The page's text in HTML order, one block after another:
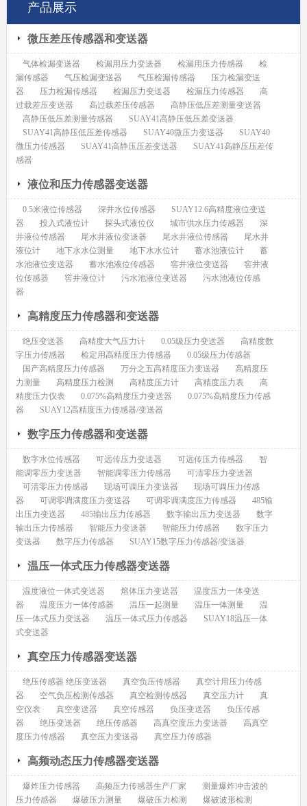
产品展示
微压差压传感器和变送器
气体检漏变送器 检漏用压力变送器 检漏用压力传感器
检
漏传感器
气压检漏变送器 气压检漏传感器
压力检漏变送
器
压力检漏传感器 检漏压力变送器 检漏压力传感器
高
过载差压变送器
高过载差压传感器
高静压低压差测量变送器
高静压低压差测量传感器
SUAY41高静压低压差变送器
SUAY41高静压低压差传感器
SUAY40微压力变送器
SUAY40
微压力传感器
SUAY41高静压压差变送器
SUAY41高静压压差传
感器
液位和压力传感器变送器
0.5米液位传感器 深井水位传感器
SUAY12.6高精度液位变送
器
投入式液位计 探头式液位仪 城市供水压力传感器
深
井液位传感器
尾水井液位变送器 尾水井液位传感器
尾水井
液位计
地下水水位测量 地下水水位计 蓄水池液位计
蓄
水池液位变送器
蓄水池液位传感器 窖井液位变送器
窖井液
位传感器
窖井液位计 污水池液位变送器
污水池液位传感
器
高精度压力传感器和变送器
绝压变送器 高精度大气压力计 0.05级压力变送器
高精度数
字压力传感器
检定用高精度压力传感器
0.05级压力传感器
国产高精度压力传感器
万分之五高精度压力变送器
高精度压
力测量
高精度压力检测 高精度压力计 高精度压力表
高
精度压力仪表
0.075%高精度压力变送器
0.075%高精度压力传感
器
SUAY12高精度压力传感器/变送器
数字压力传感器和变送器
数字水位传感器 可远传压力变送器 可远传压力传感器
智
能调零压力变送器
智能调零压力传感器
可清零压力变送器
可清零压力传感器
现场可调压力变送器
现场可调压力传感
器
可调零调满度压力变送器 可调零调满度压力传感器
485输
出压力变送器
485输出压力传感器 数字输出压力变送器
数字
输出压力传感器
智能压力变送器 智能压力传感器
数字压力
变送器
数字压力传感器 SUAY15数字压力传感器/变送器
温压一体式压力传感器变送器
温度液位一体式变送器 熔体压力变送器
温度压力一体变送
器
温度压力一体传感器 温压一起测量 温压一体测量
温
压一体式压力变送器
温压一体式压力传感器
SUAY18温压一体
式变送器
真空压力传感器变送器
绝压传感器 绝压变送器 真空负压传感器
真空计用压力传感
器
空气负压检测传感器 真空检测传感器 真空压力计
真
空仪表
真空变送器 真空传感器 负压变送器
负压传感
器
绝压变送器 绝压传感器 高真空度压力变送器
高真空
度压力传感器
真空压力变送器 真空压力传感器
高频动态压力传感器变送器
爆炸压力传感器 高频压力传感器生产厂家
测量爆炸冲击波的
压力传感器
爆破压力测量 爆破压力检测
爆破波形检测